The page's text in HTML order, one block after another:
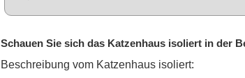
Schauen Sie sich das Katzenhaus isoliert in der
Beschreibung vom Katzenhaus isoliert: